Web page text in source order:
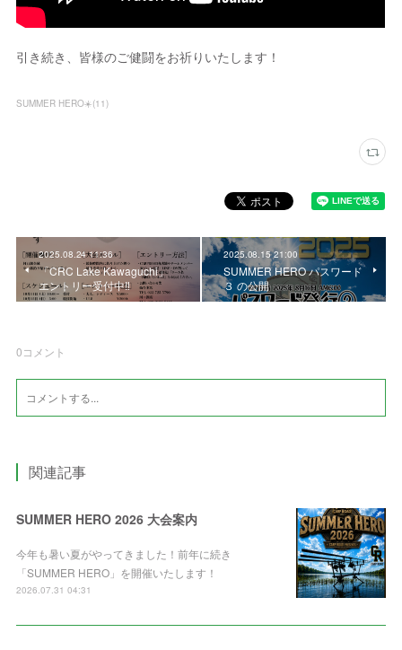
引き続き、皆様のご健闘をお祈りいたします！
SUMMER HERO☀️(11)
2025.08.24 11:36
「CRC Lake Kawaguchi」
エントリー受付中‼️
2025.08.15 21:00
SUMMER HERO パスワード
３ の公開
0コメント
関連記事
SUMMER HERO 2026 大会案内
今年も暑い夏がやってきました！前年に続き
「SUMMER HERO」を開催いたします！
2026.07.31 04:31